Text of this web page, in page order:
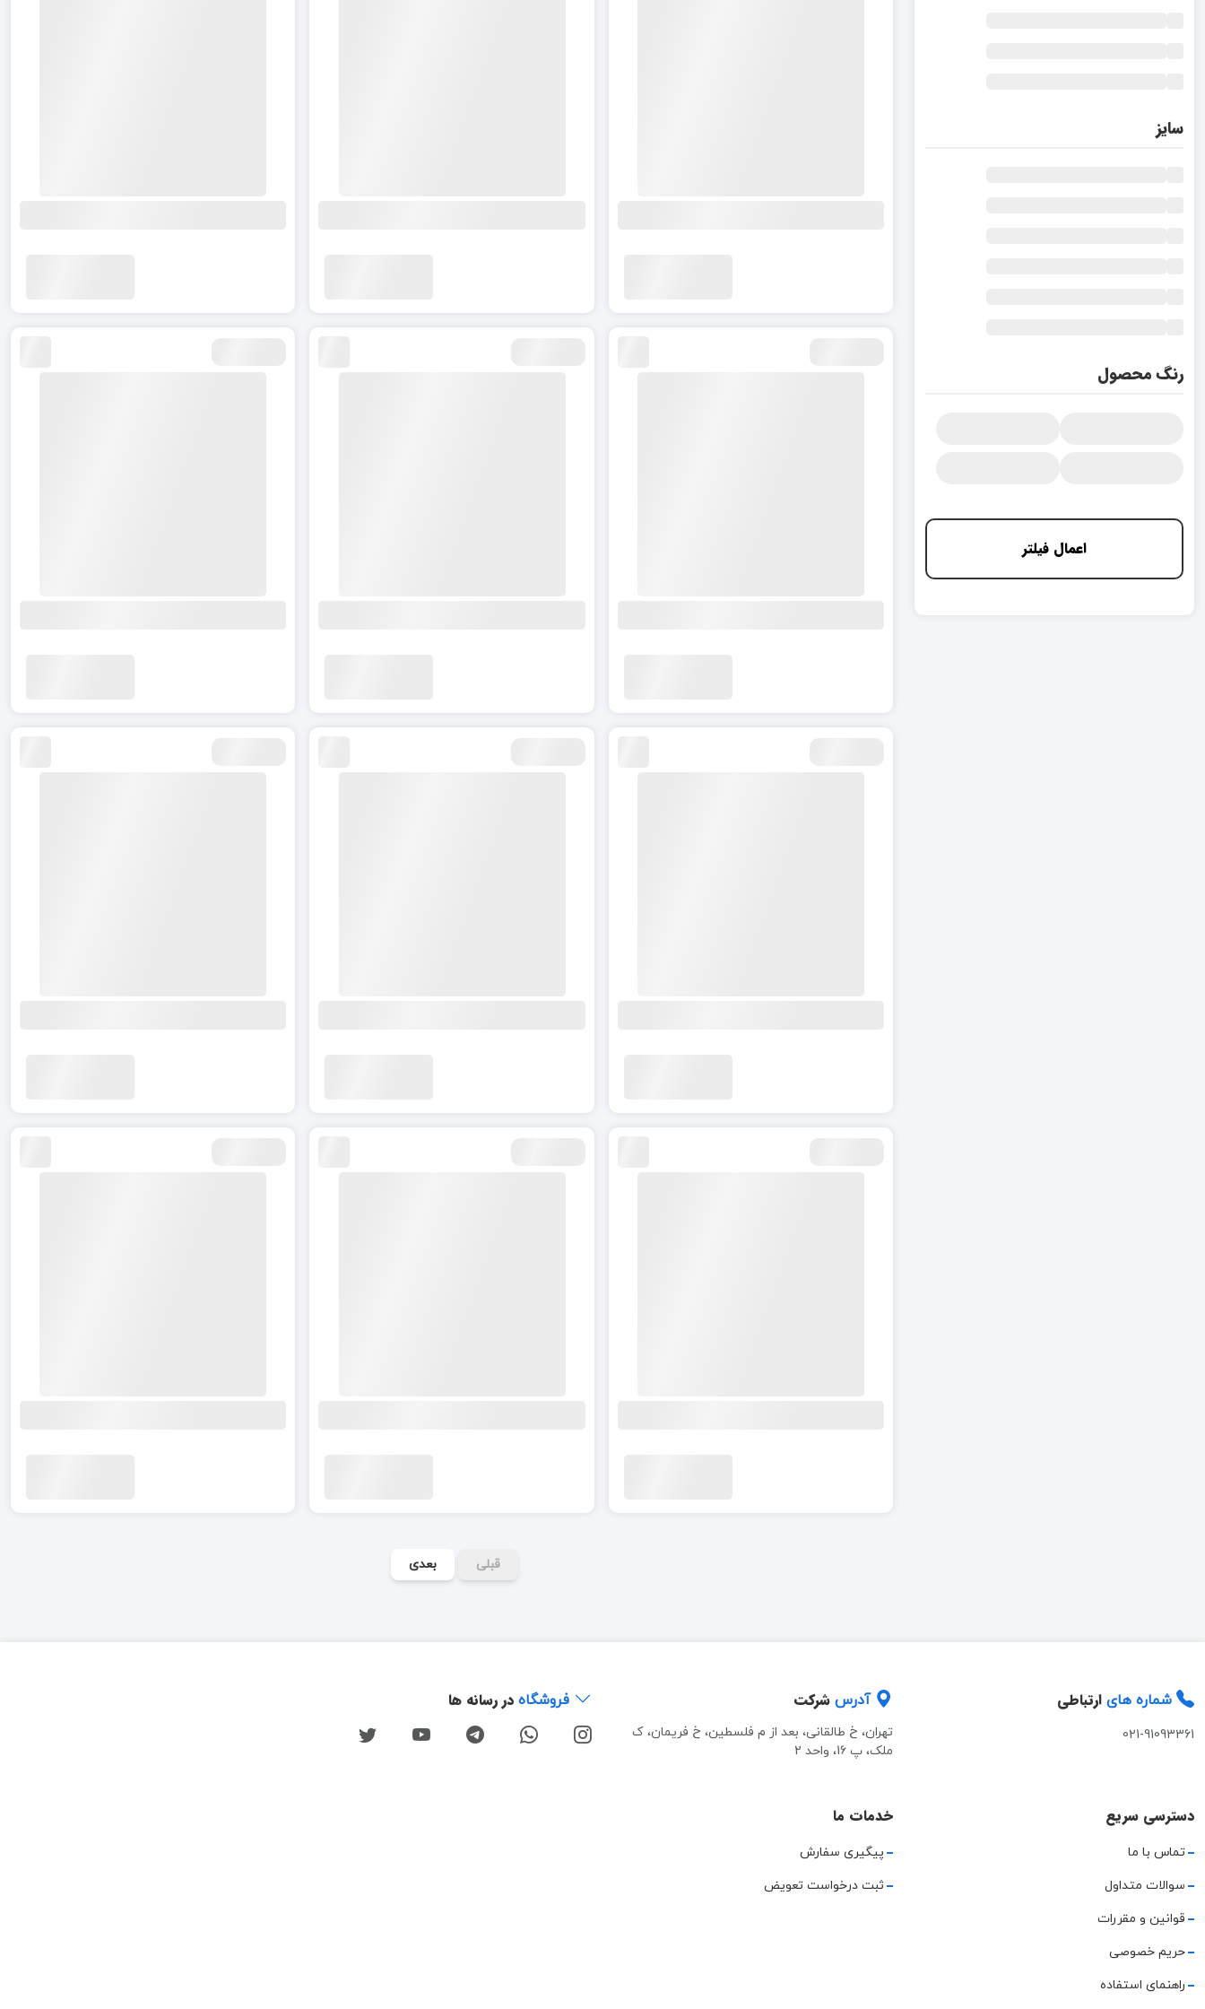
سایز
رنگ محصول
اعمال فیلتر
قبلی بعدی
شماره های ارتباطی
021-91093361
آدرس شرکت
تهران، خ طالقانی، بعد از م فلسطین، خ فریمان، ک
ملک، پ 16، واحد 2
فروشگاه در رسانه ها
دسترسی سریع
تماس با ما
سوالات متداول
قوانین و مقررات
حریم خصوصی
راهنمای استفاده
خدمات ما
پیگیری سفارش
ثبت درخواست تعویض